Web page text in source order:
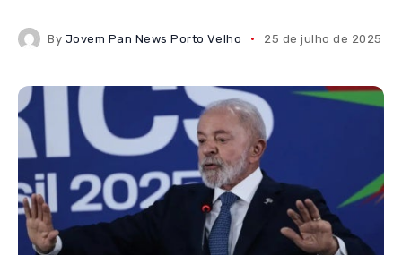
By Jovem Pan News Porto Velho 25 de julho de 2025